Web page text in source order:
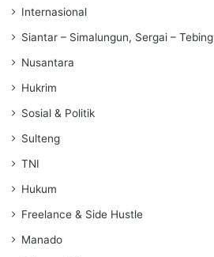
Internasional
Siantar – Simalungun, Sergai – Tebing
Nusantara
Hukrim
Sosial & Politik
Sulteng
TNI
Hukum
Freelance & Side Hustle
Manado